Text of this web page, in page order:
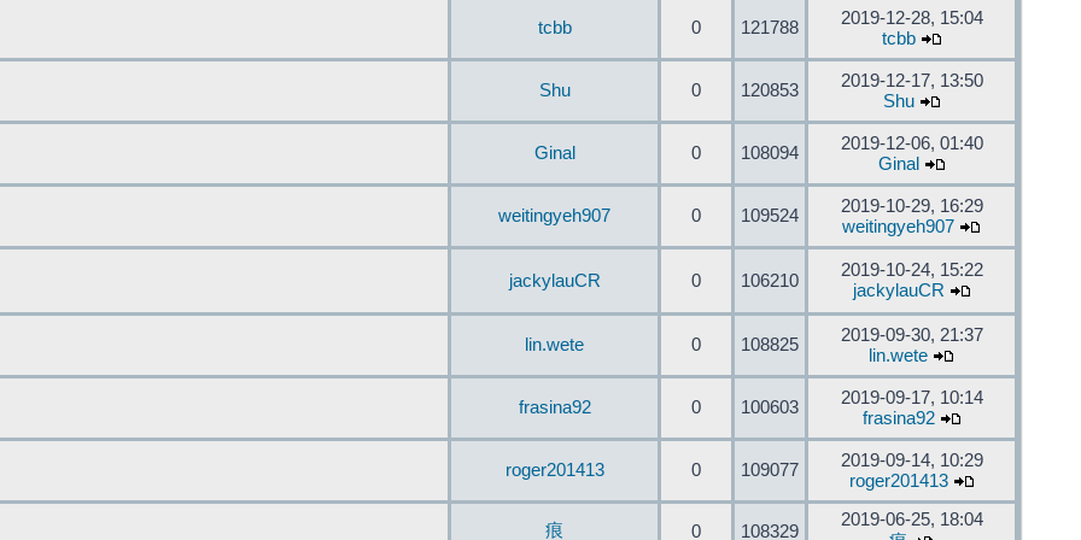
tcbb 0 121788
2019-12-28, 15:04
tcbb
Shu 0 120853
2019-12-17, 13:50
Shu
Ginal 0 108094
2019-12-06, 01:40
Ginal
weitingyeh907 0 109524
2019-10-29, 16:29
weitingyeh907
jackylauCR 0 106210
2019-10-24, 15:22
jackylauCR
lin.wete 0 108825
2019-09-30, 21:37
lin.wete
frasina92 0 100603
2019-09-17, 10:14
frasina92
roger201413 0 109077
2019-09-14, 10:29
roger201413
痕 0 108329
2019-06-25, 18:04